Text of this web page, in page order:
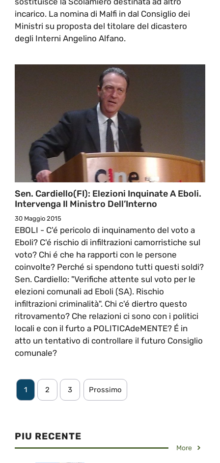
incarico. La nomina di Malfi in dal Consiglio dei
Ministri su proposta del titolare del dicastero
degli Interni Angelino Alfano.
Sen. Cardiello(FI): Elezioni Inquinate A Eboli.
Intervenga Il Ministro Dell’Interno
30 Maggio 2015
EBOLI - C'é pericolo di inquinamento del voto a
Eboli? C'é rischio di infiltrazioni camorristiche sul
voto? Chi é che ha rapporti con le persone
coinvolte? Perché si spendono tutti questi soldi?
Sen. Cardiello: "Verifiche attente sul voto per le
elezioni comunali ad Eboli (SA). Rischio
infiltrazioni criminalità". Chi c'é diertro questo
ritrovamento? Che relazioni ci sono con i politici
locali e con il furto a POLITICAdeMENTE? É in
atto un tentativo di controllare il futuro Consiglio
comunale?
1 2 3 Prossimo
PIU RECENTE
More